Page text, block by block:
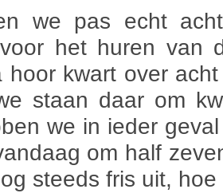
we pas echt
het huren
hoor kwart over
staan daar om
we in ieder
om half
steeds fris uit,